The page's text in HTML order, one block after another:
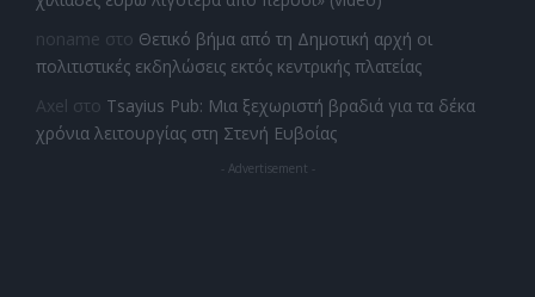
noname στο Θετικό βήμα από τη Δημοτική αρχή οι
πολιτιστικές εκδηλώσεις εκτός κεντρικής πλατείας
Axel στο Tsayius Pub: Μια ξεχωριστή βραδιά για τα δέκα
χρόνια λειτουργίας στη Στενή Ευβοίας
- Advertisement -